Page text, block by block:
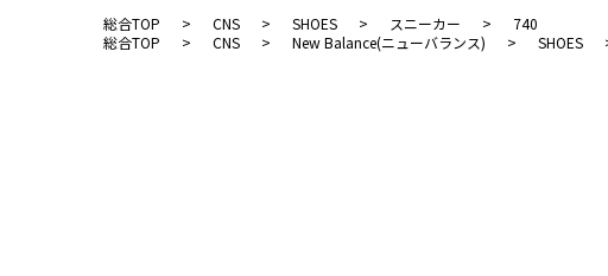
総合TOP > CNS > SHOES > スニーカー >
740
総合TOP
> CNS > New Balance(ニューバランス) > SHOES